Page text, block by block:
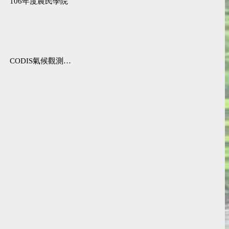
CODIS氣候觀測資料查詢服務